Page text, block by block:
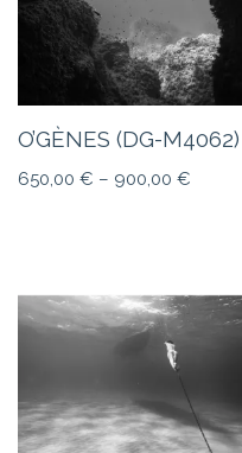
O’GÈNES (DG-M4062)
650,00 € – 900,00 €